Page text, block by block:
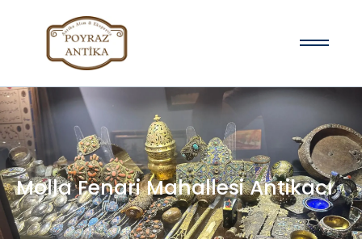
Molla Fenari Mahallesi Antikacı